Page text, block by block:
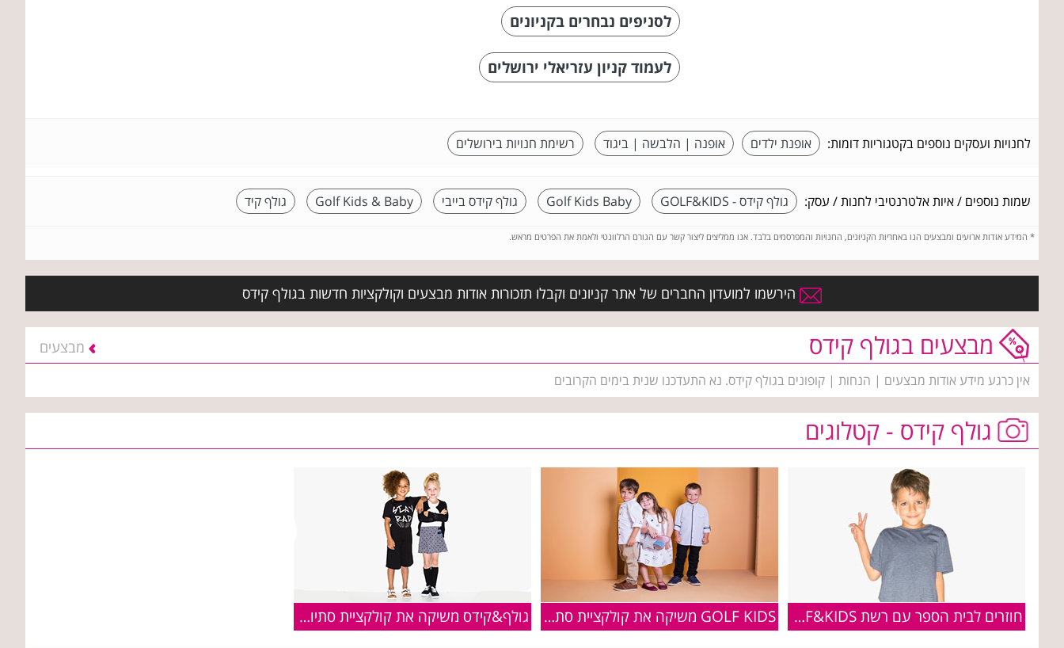
לסניפים נבחרים בקניונים
לעמוד קניון עזריאלי ירושלים
לחנויות ועסקים נוספים בקטגוריות דומות: אופנת ילדים אופנה | הלבשה | ביגוד רשימת חנויות בירושלים
שמות נוספים / איות אלטרנטיבי לחנות / עסק: גולף קידס - GOLF&KIDS Golf Kids Baby גולף קידס בייבי Golf Kids & Baby גולף קיד
* המידע אודות ארועים ומבצעים הנו באחריות הקניונים, החנויות והמפרסמים בלבד. אנו ממליצים ליצור קשר עם הגורם הרלוונטי ולאמת את הפרטים מראש.
הירשמו למועדון החברים של אתר קניונים וקבלו תזכורות אודות מבצעים וקולקציות חדשות בגולף קידס
מבצעים בגולף קידס מבצעים
אין כרגע מידע אודות מבצעים | הנחות | קופונים בגולף קידס. נא התעדכנו שנית בימים הקרובים
גולף קידס - קטלוגים
חוזרים לבית הספר עם רשת GOLF&KIDS GOLF KIDS משיקה את קולקציית סתיו-חורף גולף&קידס משיקה את קולקציית סתיו-חורף 16/17